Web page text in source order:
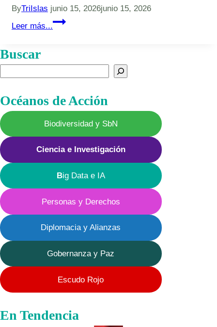
ByTriIslas junio 15, 2026junio 15, 2026
Leer más...
La
Marketing
Cultural
y
la
Extinción
Real
Buscar
Océanos de Acción
Biodiversidad y SbN
Ciencia e Investigación
Big Data e IA
Personas y Derechos
Diplomacia y Alianzas
Gobernanza y Paz
Escudo Rojo
En Tendencia